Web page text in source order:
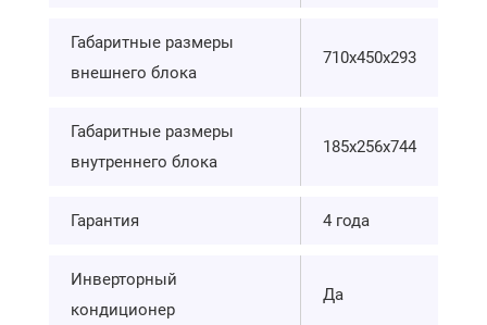
Габаритные размеры
внешнего блока
710х450х293
Габаритные размеры
внутреннего блока
185х256х744
Гарантия 4 года
Инверторный
кондиционер
Да